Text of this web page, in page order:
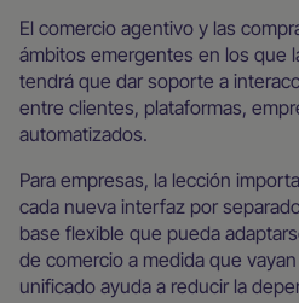
El comercio agentivo y las
ámbitos emergentes en los que
tendrá que dar soporte a
entre clientes, plataformas,
automatizados.
Para empresas, la lección
cada nueva interfaz por
base flexible que pueda
de comercio a medida que
unificado ayuda a reducir la